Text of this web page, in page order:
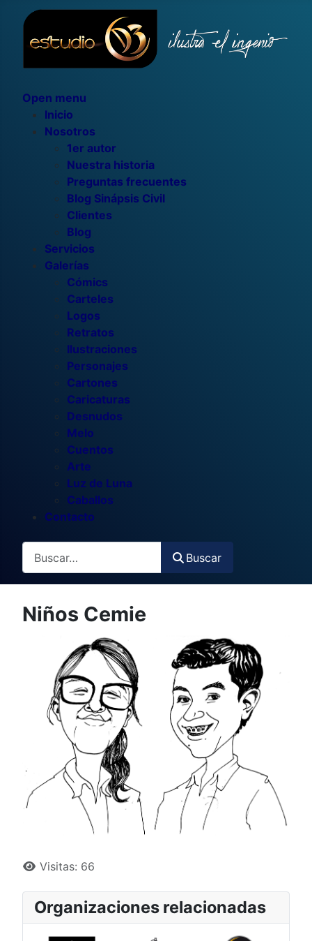
Open menu
Inicio
Nosotros
1er autor
Nuestra historia
Preguntas frecuentes
Blog Sinápsis Civil
Clientes
Blog
Servicios
Galerías
Cómics
Carteles
Logos
Retratos
Ilustraciones
Personajes
Cartones
Caricaturas
Desnudos
Melo
Cuentos
Arte
Luz de Luna
Caballos
Contacto
Buscar
Buscar
Niños Cemie
Visitas: 66
Organizaciones relacionadas